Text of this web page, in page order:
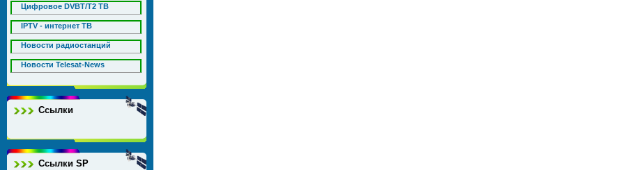
Цифровое DVBT/T2 ТВ
IPTV - интернет ТВ
Новости радиостанций
Новости Telesat-News
Ссылки
Ссылки SP